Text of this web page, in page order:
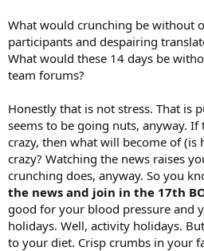
What would crunching be without
participants and despairing
What would these 14 days be
team forums?
Honestly that is not stress. That is
seems to be going nuts, anyway.
crazy, then what will become of (is
crazy? Watching the news raises
crunching does, anyway. So you
the news and join in the 17th
good for your blood pressure and
holidays. Well, activity holidays.
to your diet. Crisp crumbs in your